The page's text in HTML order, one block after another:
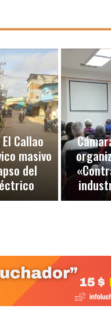
Callao
masivo
del